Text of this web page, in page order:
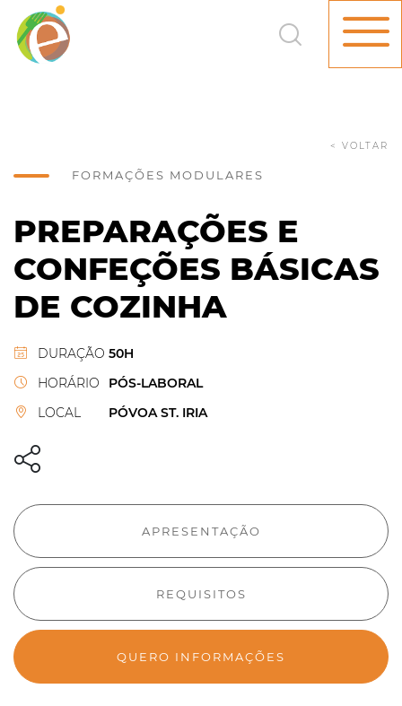
FORMAÇÕES MODULARES
< VOLTAR
PREPARAÇÕES E
CONFEÇÕES BÁSICAS
DE COZINHA
DURAÇÃO 50H
HORÁRIO
PÓS-LABORAL
LOCAL
PÓVOA ST. IRIA
APRESENTAÇÃO
REQUISITOS
QUERO INFORMAÇÕES